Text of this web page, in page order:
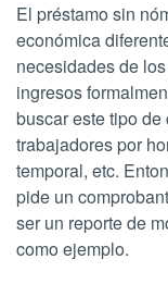
El préstamo sin
económica
necesidades de
ingresos
buscar este tipo
trabajadores por
temporal, etc.
pide un
ser un reporte de
como ejemplo.